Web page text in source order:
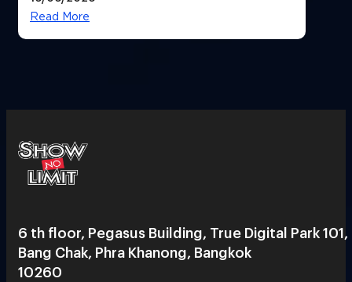
Read More
6 th floor, Pegasus Building, True Digital Park 101,
Bang Chak, Phra Khanong, Bangkok
10260